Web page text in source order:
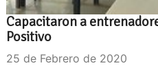
Capacitaron a
Positivo
25 de Febrero de 2020